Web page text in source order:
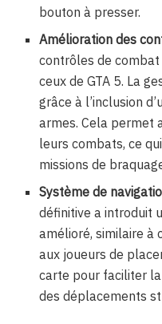
bouton à presser.
Amélioration des
contrôles de
ceux de GTA 5. La
grâce à l’inclusion
armes. Cela permet
leurs combats, ce
missions de
Système de
définitive a introduit
amélioré, similaire à
aux joueurs de
carte pour faciliter
des déplacements